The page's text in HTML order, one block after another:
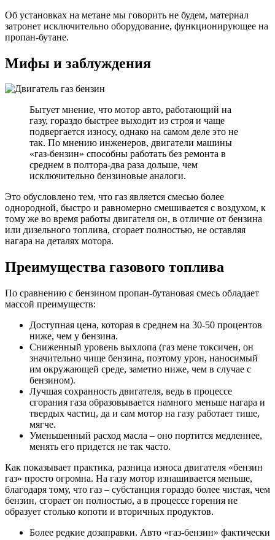
Об установках на метане мы говорить не будем, материал
затронет исключительно оборудование, функционирующее на
пропан-бутане.
Мифы и заблуждения
Бытует мнение, что мотор авто, работающий на
газу, гораздо быстрее выходит из строя и чаще
подвергается износу, однако на самом деле это не
так. По мнению инженеров, двигатели машины
«газ-бензин» способны работать без ремонта в
среднем в полтора-два раза дольше, чем
исключительно бензиновые аналоги.
Это обусловлено тем, что газ является смесью более
однородной, быстро и равномерно смешивается с воздухом, к
тому же во время работы двигателя он, в отличие от бензина
или дизельного топлива, сгорает полностью, не оставляя
нагара на деталях мотора.
Преимущества газового топлива
По сравнению с бензином пропан-бутановая смесь обладает
массой преимуществ:
Доступная цена, которая в среднем на 30-50 процентов
ниже, чем у бензина.
Сниженный уровень выхлопа (газ мене токсичен, он
значительно чище бензина, поэтому урон, наносимый
им окружающей среде, заметно ниже, чем в случае с
бензином).
Лучшая сохранность двигателя, ведь в процессе
сгорания газа образовывается намного меньше нагара и
твердых частиц, да и сам мотор на газу работает тише,
мягче.
Уменьшенный расход масла – оно портится медленнее,
менять его придется не так часто.
Как показывает практика, разница износа двигателя «бензин
газ» просто огромна. На газу мотор изнашивается меньше,
благодаря тому, что газ – субстанция гораздо более чистая, чем
бензин, сгорает он полностью, а в процессе горения не
образует столько копоти и вторичных продуктов.
Более редкие дозаправки. Авто «газ-бензин» фактически